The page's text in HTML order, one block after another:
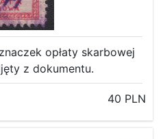
opłaty skarbowej
z dokumentu.
40 PLN